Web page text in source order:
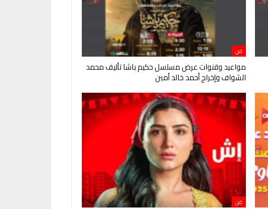
فن
مواعيد وقنوات عرض مسلسل حكيم باشا تأليف محمد
الشواف وإخراج أحمد خالد أمين
فن